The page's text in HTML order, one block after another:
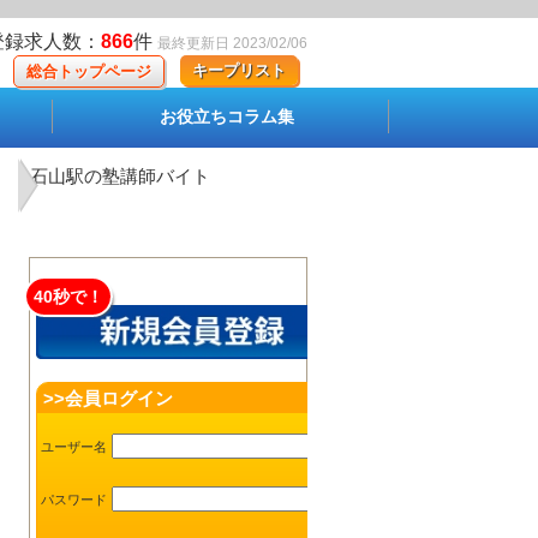
録求人数： 866件 最終更新日 2023/02/06
キープリスト
総合トップページ
お役立ちコラム集
石山駅の塾講師バイト
40秒で！
>>会員ログイン
ユーザー名
パスワード